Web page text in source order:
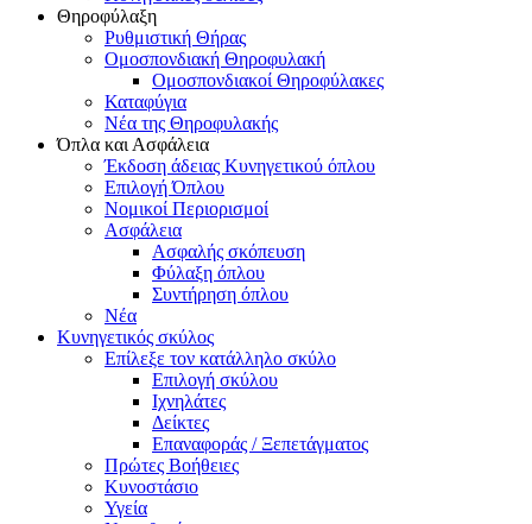
Θηροφύλαξη
Ρυθμιστική Θήρας
Ομοσπονδιακή Θηροφυλακή
Oμοσπονδιακοί Θηροφύλακες
Καταφύγια
Νέα της Θηροφυλακής
Όπλα και Ασφάλεια
Έκδοση άδειας Κυνηγετικού όπλου
Επιλογή Όπλου
Νομικοί Περιορισμοί
Ασφάλεια
Ασφαλής σκόπευση
Φύλαξη όπλου
Συντήρηση όπλου
Νέα
Κυνηγετικός σκύλος
Επίλεξε τον κατάλληλο σκύλο
Επιλογή σκύλου
Ιχνηλάτες
Δείκτες
Επαναφοράς / Ξεπετάγματος
Πρώτες Βοήθειες
Κυνοστάσιο
Υγεία